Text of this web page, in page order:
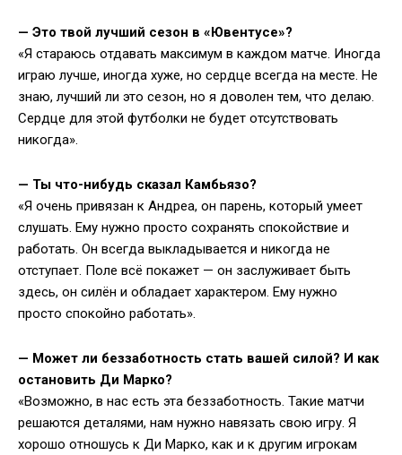
— Это твой лучший сезон в «Ювентусе»?
«Я стараюсь отдавать максимум в каждом матче. Иногда
играю лучше, иногда хуже, но сердце всегда на месте. Не
знаю, лучший ли это сезон, но я доволен тем, что делаю.
Сердце для этой футболки не будет отсутствовать
никогда».
— Ты что-нибудь сказал Камбьязо?
«Я очень привязан к Андреа, он парень, который умеет
слушать. Ему нужно просто сохранять спокойствие и
работать. Он всегда выкладывается и никогда не
отступает. Поле всё покажет — он заслуживает быть
здесь, он силён и обладает характером. Ему нужно
просто спокойно работать».
— Может ли беззаботность стать вашей силой? И как
остановить Ди Марко?
«Возможно, в нас есть эта беззаботность. Такие матчи
решаются деталями, нам нужно навязать свою игру. Я
хорошо отношусь к Ди Марко, как и к другим игрокам